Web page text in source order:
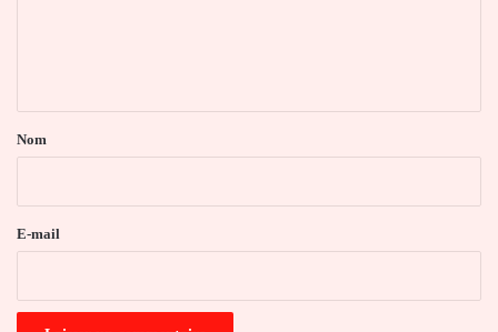
a
e
Nom
E-mail